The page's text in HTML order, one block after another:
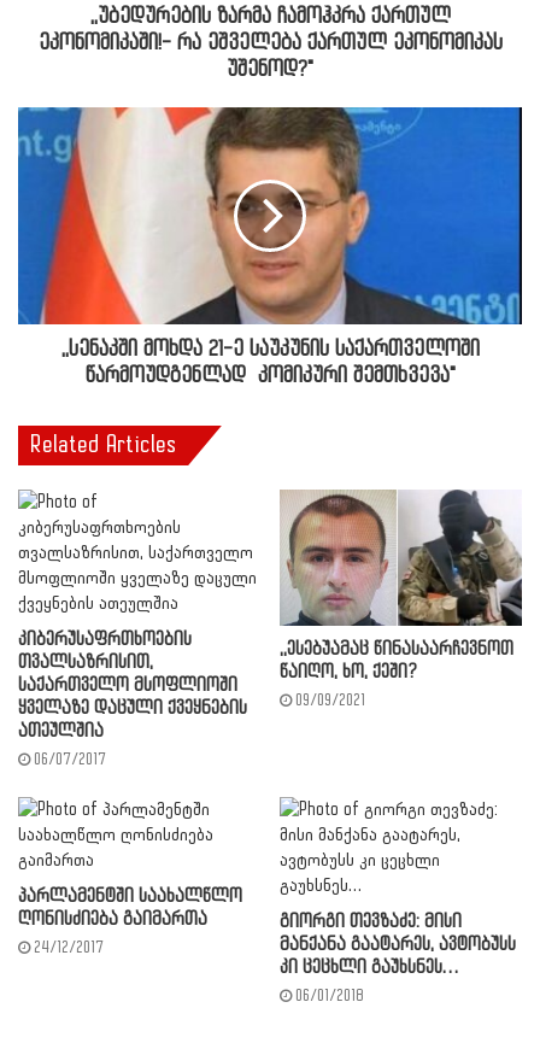
,,უბედურების ზარმა ჩამოჰკრა ქართულ
ეკონომიკაში!- რა ეშველება ქართულ ეკონომიკას
უშენოდ?"
,,სენაკში მოხდა 21-ე საუკუნის საქართველოში
წარმოუდგენლად კომიკური შემთხვევა"
Related Articles
კიბერუსაფრთხოების
თვალსაზრისით,
საქართველო მსოფლიოში
ყველაზე დაცული ქვეყნების
ათეულშია
06/07/2017
,,ესებუამაც წინასაარჩევნოთ
წაიღო, ხო, ქეში?
09/09/2021
პარლამენტში საახალწლო
ღონისძიება გაიმართა
24/12/2017
გიორგი თევზაძე: მისი
მანქანა გაატარეს, ავტობუსს
კი ცეცხლი გაუხსნეს…
06/01/2018